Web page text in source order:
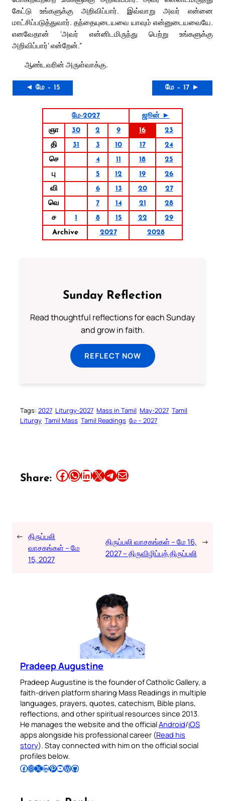
கேட்டு உங்களுக்கு அறிவிப்பார். இவ்வாறு அவர் என்னை
மாட்சிப்படுத்துவார். தந்தையுடையவை யாவும் என்னுடையவையே.
எனவேதான் ‘அவர் என்னிடமிருந்து பெற்று உங்களுக்கு
அறிவிப்பார்’ என்றேன்.”
ஆண்டவரின் அருள்வாக்கு.
◄ மே – 15 மே – 17 ►
மே-2027
ஜூன் ►
ஞா
30 2 9 16
23
தி
31 3 10 17
24
செ
4 11 18
25
பு
5 12 19
26
வி
6 13 20
27
வெ
7 14 21
28
ச
1 8 15 22
29
Archive
2027 2028
Sunday Reflection
Read thoughtful reflections for each Sunday
and grow in faith.
REFLECT NOW
Tags: 2027 Liturgy-2027 Mass in Tamil May-2027 Tamil
Liturgy Tamil Mass Tamil Readings மே – 2027
Share: Share this article on Facebook Share this article on WhatsApp Share this article on LinkedIn Share this article on X Share this article on TelegramEmail this Article
← திருப்பலி
வாசகங்கள் – மே
15, 2027
திருப்பலி வாசகங்கள் – மே 16,
2027 – திருவிழிப்புத் திருப்பலி
→
Pradeep Augustine
Pradeep Augustine is the founder of Catholic Gallery, a
faith-driven platform sharing Mass Readings in multiple
languages, prayers, quotes, catechism, Bible plans,
reflections, and other spiritual resources since 2013.
He manages the website and the officialAndroid/iOS
apps alongside his professional career (Read his
story). Stay connected with him on the official social
profiles below.
Follow Pradeep on Facebook Follow Pradeep on InstagramFollow Pradeep on X Follow Pradeep on LinkedIn Follow Pradeep on Pinterest Subscribe to Pradeep’s Youtube Channel Follow Pradeep on WordPress Follow Pradeep on GitHub